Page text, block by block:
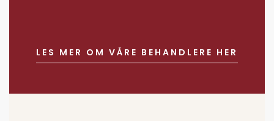
LES MER OM VÅRE BEHANDLERE HER